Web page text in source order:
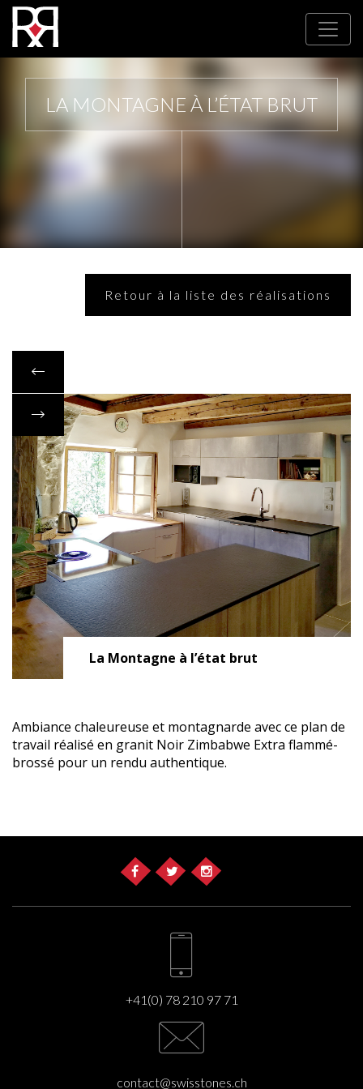
LA MONTAGNE À L’ÉTAT BRUT
Retour à la liste des réalisations
La Montagne à l’état brut
Ambiance chaleureuse et montagnarde avec ce plan de
travail réalisé en granit Noir Zimbabwe Extra flammé-
brossé pour un rendu authentique.
+41(0) 78 210 97 71
contact@swisstones.ch